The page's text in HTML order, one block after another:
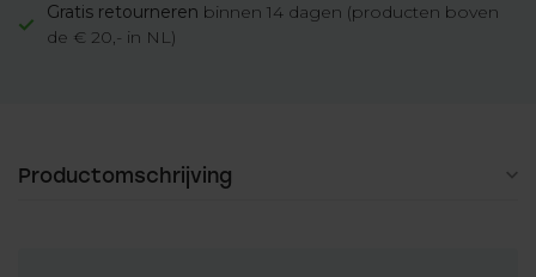
Gratis retourneren binnen 14 dagen (producten boven
de € 20,- in NL)
Productomschrijving